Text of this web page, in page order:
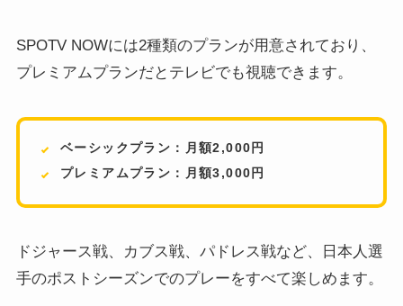
SPOTV NOWには2種類のプランが用意されており、
プレミアムプランだとテレビでも視聴できます。
ベーシックプラン：月額2,000円
プレミアムプラン：月額3,000円
ドジャース戦、カブス戦、パドレス戦など、日本人選
手のポストシーズンでのプレーをすべて楽しめます。